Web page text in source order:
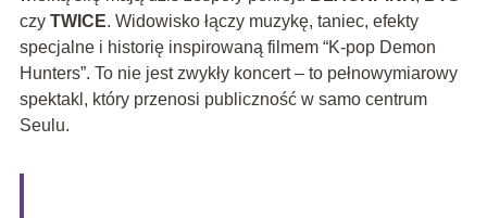
czy TWICE. Widowisko łączy muzykę, taniec, efekty
specjalne i historię inspirowaną filmem “K-pop Demon
Hunters”. To nie jest zwykły koncert – to pełnowymiarowy
spektakl, który przenosi publiczność w samo centrum
Seulu.